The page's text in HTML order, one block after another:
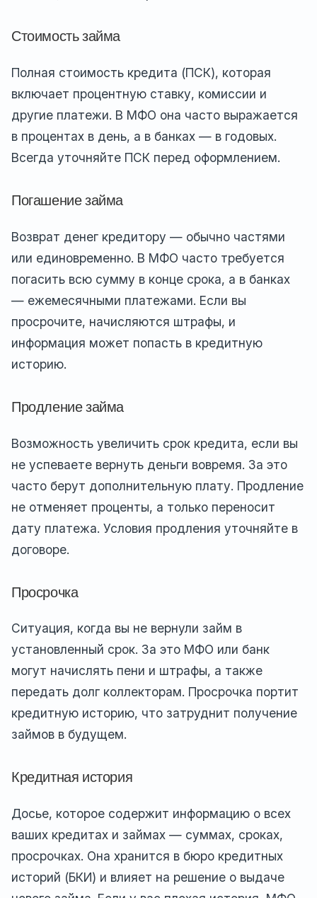
Стоимость займа
Полная стоимость кредита (ПСК), которая
включает процентную ставку, комиссии и
другие платежи. В МФО она часто выражается
в процентах в день, а в банках — в годовых.
Всегда уточняйте ПСК перед оформлением.
Погашение займа
Возврат денег кредитору — обычно частями
или единовременно. В МФО часто требуется
погасить всю сумму в конце срока, а в банках
— ежемесячными платежами. Если вы
просрочите, начисляются штрафы, и
информация может попасть в кредитную
историю.
Продление займа
Возможность увеличить срок кредита, если вы
не успеваете вернуть деньги вовремя. За это
часто берут дополнительную плату. Продление
не отменяет проценты, а только переносит
дату платежа. Условия продления уточняйте в
договоре.
Просрочка
Ситуация, когда вы не вернули займ в
установленный срок. За это МФО или банк
могут начислять пени и штрафы, а также
передать долг коллекторам. Просрочка портит
кредитную историю, что затруднит получение
займов в будущем.
Кредитная история
Досье, которое содержит информацию о всех
ваших кредитах и займах — суммах, сроках,
просрочках. Она хранится в бюро кредитных
историй (БКИ) и влияет на решение о выдаче